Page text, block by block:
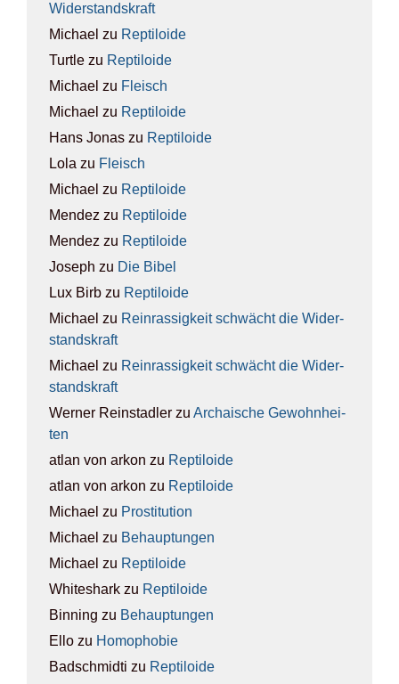
Wider­stands­kraft
Michael zu Rep­ti­lo­ide
Turtle zu Rep­ti­lo­ide
Michael zu Fleisch
Michael zu Rep­ti­lo­ide
Hans Jonas zu Rep­ti­lo­ide
Lola zu Fleisch
Michael zu Rep­ti­lo­ide
Mendez zu Rep­ti­lo­ide
Mendez zu Rep­ti­lo­ide
Joseph zu Die Bibel
Lux Birb zu Rep­ti­lo­ide
Michael zu Rein­ras­sig­keit schwächt die Wider­
stands­kraft
Michael zu Rein­ras­sig­keit schwächt die Wider­
stands­kraft
Werner Reinstadler zu Archai­sche Gewohn­hei­
ten
atlan von arkon zu Rep­ti­lo­ide
atlan von arkon zu Rep­ti­lo­ide
Michael zu Pro­sti­tu­ti­on
Michael zu Behaup­tun­gen
Michael zu Rep­ti­lo­ide
Whiteshark zu Rep­ti­lo­ide
Binning zu Behaup­tun­gen
Ello zu Homo­pho­bie
Badschmidti zu Rep­ti­lo­ide